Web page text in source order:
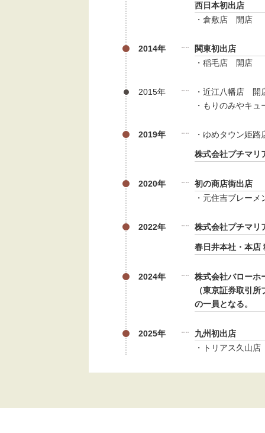
西日本初出店
・倉敷店 開店
2014年
関東初出店
・稲毛店 開店
2015年
・近江八幡店 開
・もりのみやキ
2019年 ・ゆめタウン姫
株式会社プチマリ
2020年
初の商店街出店
・元住吉ブレー
2022年 株式会社プチマリ
春日井本社・本店
2024年
株式会社バローホ
（東京証券取引
の一員となる。
2025年
九州初出店
・トリアス久山